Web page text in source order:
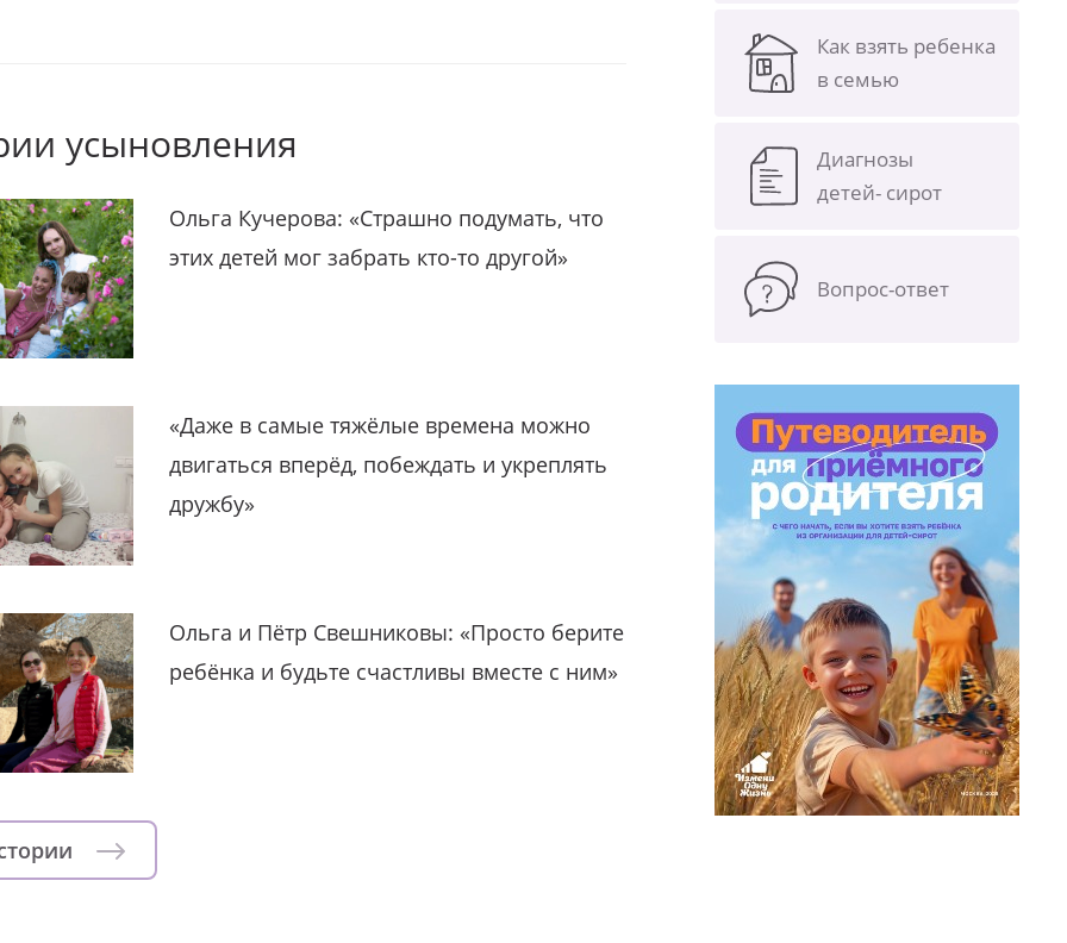
усыновления
Ольга Кучерова: «Страшно подумать, что
этих детей мог забрать кто-то другой»
«Даже в самые тяжёлые времена можно
двигаться вперёд, побеждать и укреплять
дружбу»
Ольга и Пётр Свешниковы: «Просто берите
ребёнка и будьте счастливы вместе с ним»
Как взять ребенка
в семью
Диагнозы
детей- сирот
Вопрос-ответ